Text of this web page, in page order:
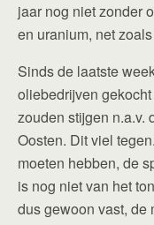
jaar nog niet zonder
en uranium, net
Sinds de laatste
oliebedrijven
zouden stijgen n.a.v.
Oosten. Dit viel
moeten hebben, de
is nog niet van het
dus gewoon vast, de